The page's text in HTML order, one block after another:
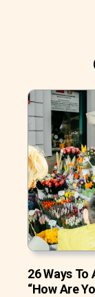
26 Ways To
“How Are